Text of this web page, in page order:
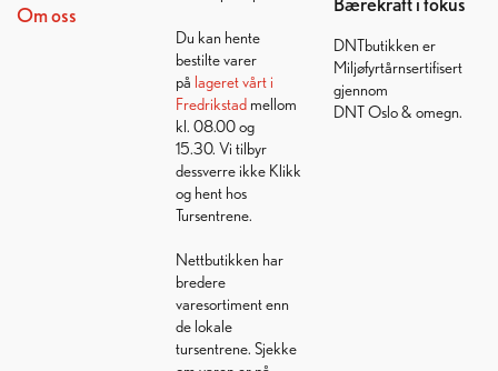
Om oss
Du kan hente
bestilte varer
på lageret vårt i
Fredrikstadmellom
kl. 08.00 og
15.30. Vi tilbyr
dessverre ikke Klikk
og hent hos
Tursentrene.
Nettbutikken har
bredere
varesortiment enn
de lokale
tursentrene. Sjekke
DNTbutikken er
Miljøfyrtårnsertifisert
gjennom
DNT Oslo & omegn.